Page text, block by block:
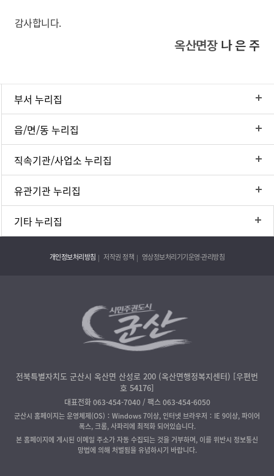
감사합니다.
옥산면장 나 은 주
부서 누리집
읍/면/동 누리집
직속기관/사업소 누리집
유관기관 누리집
기타 누리집
개인정보처리방침 저작권 정책 영상정보처리기기운영·관리방침
전북특별자치도 군산시 옥산면 산성로 200 (옥산면행정복지센터) [우편번
호 54176]
대표전화 063-454-7040 / 팩스 063-454-6050
군산시 홈페이지는 운영체제(OS)：Windows 7이상, 인터넷 브라우저：IE 9이상, 파이어
폭스, 크롬, 사파리에 최적화 되어있습니다.
본 홈페이지에 게시된 이메일 주소가 자동 수집되는 것을 거부하며, 이를 위반시 정보통신
망법에 의해 처벌됨을 유념하시기 바랍니다.